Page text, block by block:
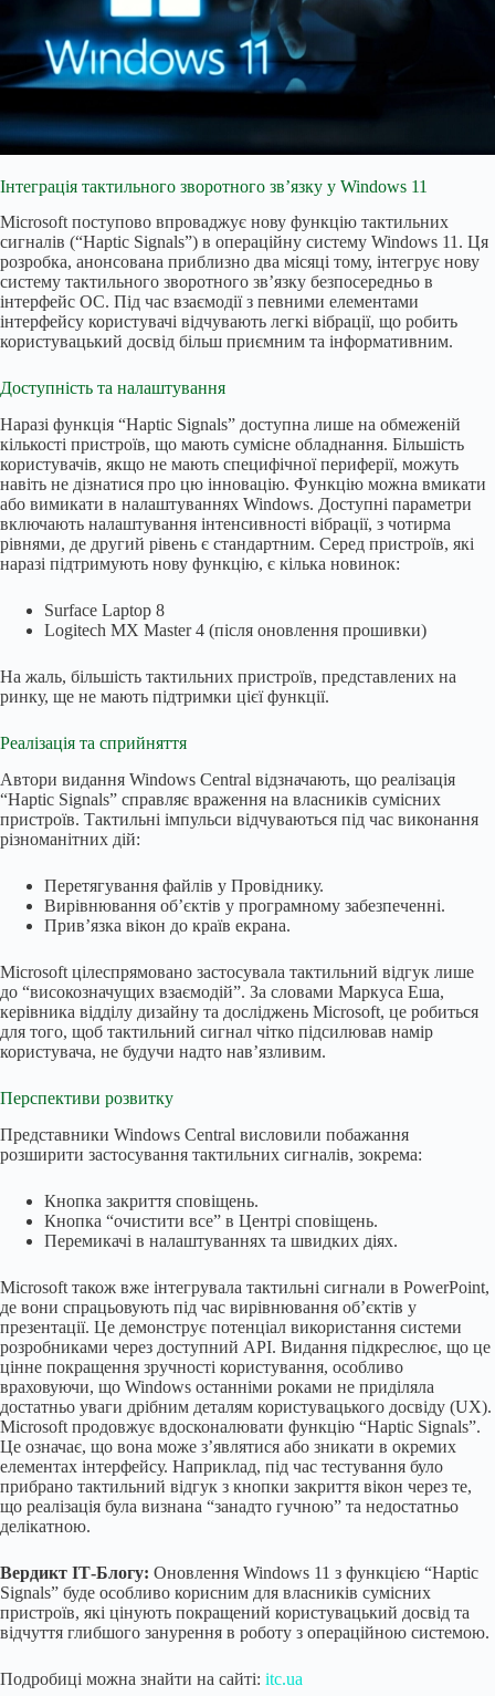
Інтеграція тактильного зворотного зв’язку у Windows 11
Microsoft поступово впроваджує нову функцію тактильних
сигналів (“Haptic Signals”) в операційну систему Windows 11. Ця
розробка, анонсована приблизно два місяці тому, інтегрує нову
систему тактильного зворотного зв’язку безпосередньо в
інтерфейс ОС. Під час взаємодії з певними елементами
інтерфейсу користувачі відчувають легкі вібрації, що робить
користувацький досвід більш приємним та інформативним.
Доступність та налаштування
Наразі функція “Haptic Signals” доступна лише на обмеженій
кількості пристроїв, що мають сумісне обладнання. Більшість
користувачів, якщо не мають специфічної периферії, можуть
навіть не дізнатися про цю інновацію. Функцію можна вмикати
або вимикати в налаштуваннях Windows. Доступні параметри
включають налаштування інтенсивності вібрації, з чотирма
рівнями, де другий рівень є стандартним. Серед пристроїв, які
наразі підтримують нову функцію, є кілька новинок:
Surface Laptop 8
Logitech MX Master 4 (після оновлення прошивки)
На жаль, більшість тактильних пристроїв, представлених на
ринку, ще не мають підтримки цієї функції.
Реалізація та сприйняття
Автори видання Windows Central відзначають, що реалізація
“Haptic Signals” справляє враження на власників сумісних
пристроїв. Тактильні імпульси відчуваються під час виконання
різноманітних дій:
Перетягування файлів у Провіднику.
Вирівнювання об’єктів у програмному забезпеченні.
Прив’язка вікон до країв екрана.
Microsoft цілеспрямовано застосувала тактильний відгук лише
до “високозначущих взаємодій”. За словами Маркуса Еша,
керівника відділу дизайну та досліджень Microsoft, це робиться
для того, щоб тактильний сигнал чітко підсилював намір
користувача, не будучи надто нав’язливим.
Перспективи розвитку
Представники Windows Central висловили побажання
розширити застосування тактильних сигналів, зокрема:
Кнопка закриття сповіщень.
Кнопка “очистити все” в Центрі сповіщень.
Перемикачі в налаштуваннях та швидких діях.
Microsoft також вже інтегрувала тактильні сигнали в PowerPoint,
де вони спрацьовують під час вирівнювання об’єктів у
презентації. Це демонструє потенціал використання системи
розробниками через доступний API. Видання підкреслює, що це
цінне покращення зручності користування, особливо
враховуючи, що Windows останніми роками не приділяла
достатньо уваги дрібним деталям користувацького досвіду (UX).
Microsoft продовжує вдосконалювати функцію “Haptic Signals”.
Це означає, що вона може з’являтися або зникати в окремих
елементах інтерфейсу. Наприклад, під час тестування було
прибрано тактильний відгук з кнопки закриття вікон через те,
що реалізація була визнана “занадто гучною” та недостатньо
делікатною.
Вердикт ІТ-Блогу: Оновлення Windows 11 з функцією “Haptic
Signals” буде особливо корисним для власників сумісних
пристроїв, які цінують покращений користувацький досвід та
відчуття глибшого занурення в роботу з операційною системою.
Подробиці можна знайти на сайті: itc.ua